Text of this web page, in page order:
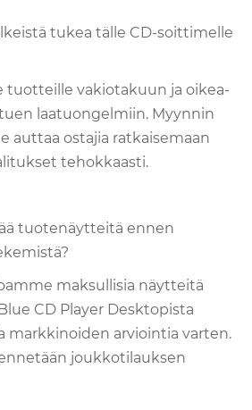
tukea tälle CD-soittimelle
tuotteille vakiotakuun ja oikea-
laatuongelmiin. Myynnin
auttaa ostajia ratkaisemaan
tehokkaasti.
tuotenäytteitä ennen
maksullisia näytteitä
CD Player Desktopista
markkinoiden arviointia varten.
joukkotilauksen